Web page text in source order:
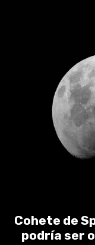
Cohete de
podría ser